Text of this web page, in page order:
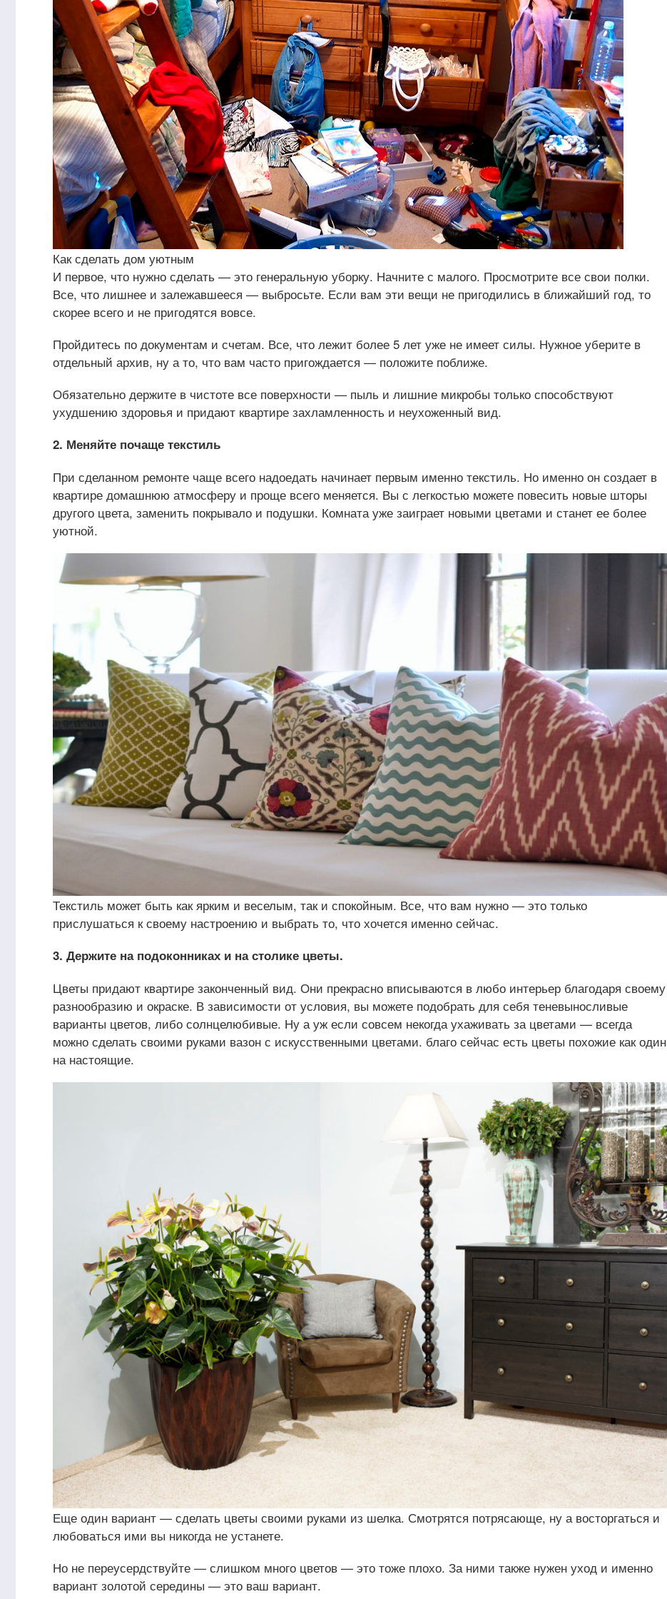
Как сделать дом уютным
И первое, что нужно сделать — это генеральную уборку. Начните с малого. Просмотрите все свои полки.
Все, что лишнее и залежавшееся — выбросьте. Если вам эти вещи не пригодились в ближайший год, то
скорее всего и не пригодятся вовсе.
Пройдитесь по документам и счетам. Все, что лежит более 5 лет уже не имеет силы. Нужное уберите в
отдельный архив, ну а то, что вам часто пригождается — положите поближе.
Обязательно держите в чистоте все поверхности — пыль и лишние микробы только способствуют
ухудшению здоровья и придают квартире захламленность и неухоженный вид.
2. Меняйте почаще текстиль
При сделанном ремонте чаще всего надоедать начинает первым именно текстиль. Но именно он создает в
квартире домашнюю атмосферу и проще всего меняется. Вы с легкостью можете повесить новые шторы
другого цвета, заменить покрывало и подушки. Комната уже заиграет новыми цветами и станет ее более
уютной.
Текстиль может быть как ярким и веселым, так и спокойным. Все, что вам нужно — это только
прислушаться к своему настроению и выбрать то, что хочется именно сейчас.
3. Держите на подоконниках и на столике цветы.
Цветы придают квартире законченный вид. Они прекрасно вписываются в любо интерьер благодаря своему
разнообразию и окраске. В зависимости от условия, вы можете подобрать для себя теневыносливые
варианты цветов, либо солнцелюбивые. Ну а уж если совсем некогда ухаживать за цветами — всегда
можно сделать своими руками вазон с искусственными цветами. благо сейчас есть цветы похожие как один
на настоящие.
Еще один вариант — сделать цветы своими руками из шелка. Смотрятся потрясающе, ну а восторгаться и
любоваться ими вы никогда не устанете.
Но не переусердствуйте — слишком много цветов — это тоже плохо. За ними также нужен уход и именно
вариант золотой середины — это ваш вариант.